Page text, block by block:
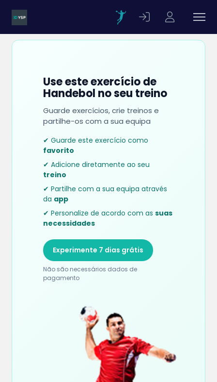
Use este exercício de
Handebol no seu treino
Guarde exercícios, crie treinos e
partilhe-os com a sua equipa
✔ Guarde este exercício como
favorito
✔ Adicione diretamente ao seu
treino
✔ Partilhe com a sua equipa através
da app
✔ Personalize de acordo com as suas
necessidades
Experimente 7 dias grátis
Não são necessários dados de
pagamento